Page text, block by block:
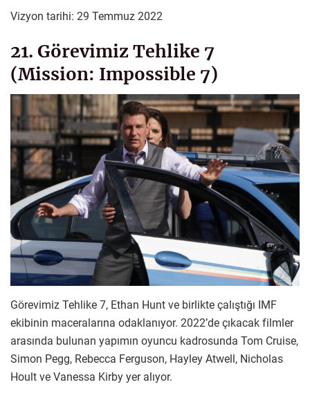
Vizyon tarihi: 29 Temmuz 2022
21. Görevimiz Tehlike 7
(Mission: Impossible 7)
Görevimiz Tehlike 7, Ethan Hunt ve birlikte çalıştığı IMF
ekibinin maceralarına odaklanıyor. 2022’de çıkacak filmler
arasında bulunan yapımın oyuncu kadrosunda Tom Cruise,
Simon Pegg, Rebecca Ferguson, Hayley Atwell, Nicholas
Hoult ve Vanessa Kirby yer alıyor.